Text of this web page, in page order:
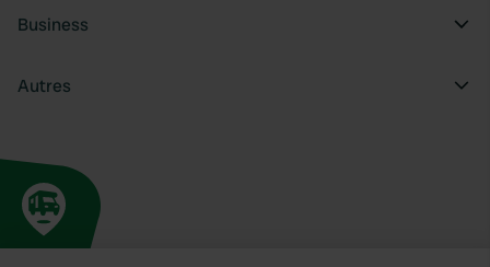
Business
Autres